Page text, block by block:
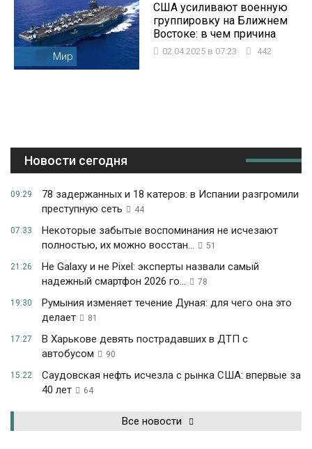
Мир
США усиливают военную
группировку на Ближнем
Востоке: в чем причина
02.04.2025 в 07:23 442
Новости сегодня
09:29
78 задержанных и 18 катеров: в Испании разгромили
преступную сеть
44
07:33
Некоторые забытые воспоминания не исчезают
полностью, их можно восстан...
51
21:26
Не Galaxy и не Pixel: эксперты назвали самый
надежный смартфон 2026 го...
78
19:30
Румыния изменяет течение Дуная: для чего она это
делает
81
17:27
В Харькове девять пострадавших в ДТП с
автобусом
90
15:22
Саудовская нефть исчезла с рынка США: впервые за
40 лет
64
Все новости